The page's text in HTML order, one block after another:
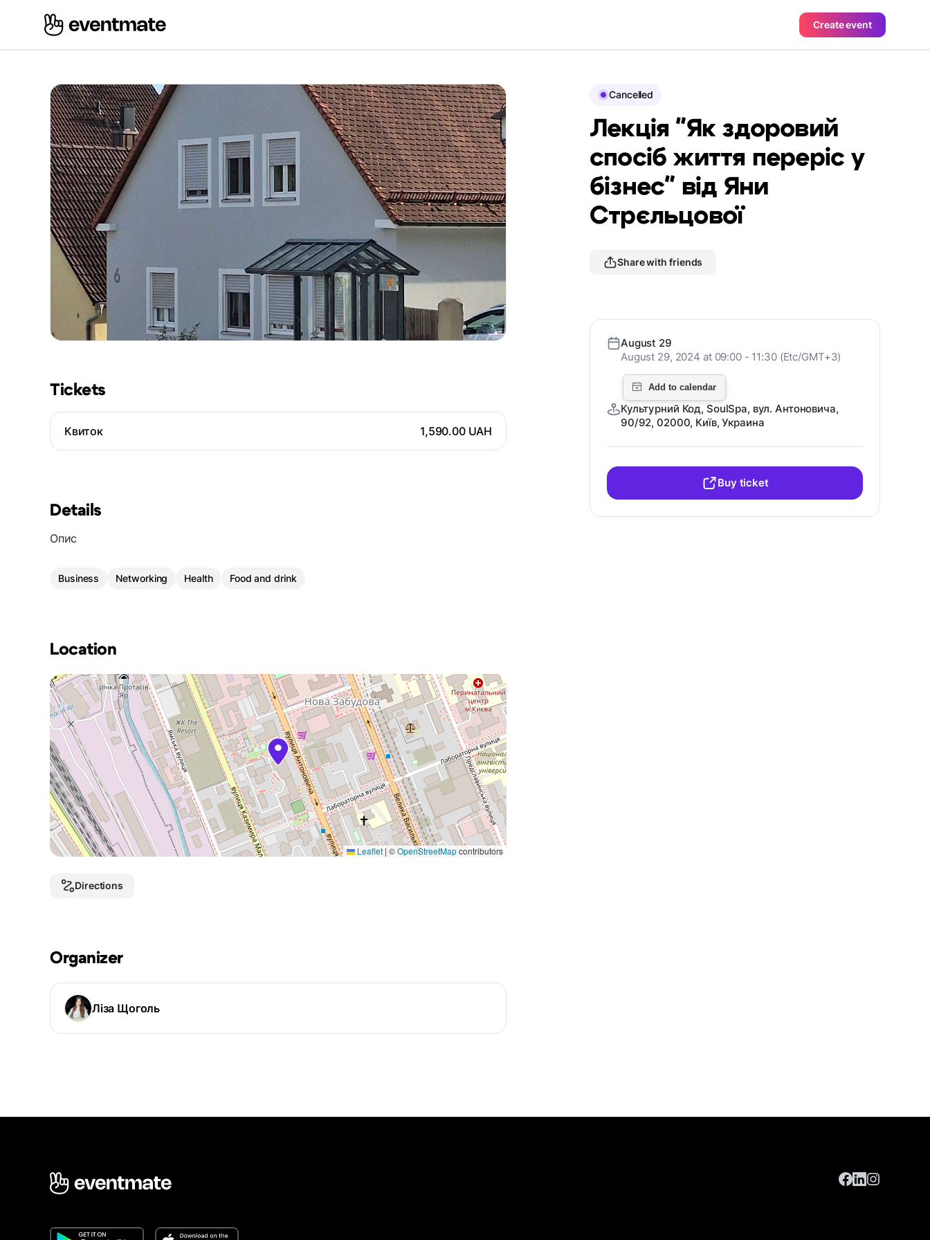
Create event
Tickets
Квиток 1,590.00 UAH
Details
Опис
Business Networking Health Food and drink
Location
Leaflet | ©OpenStreetMapcontributors
Directions
Organizer
Ліза Щоголь
Cancelled
Лекція "Як здоровий
спосіб життя переріс у
бізнес" від Яни
Стрєльцової
Share with friends
August 29
August 29, 2024 at 09:00 - 11:30 (Etc/GMT+3)
Культурний Код, SoulSpa, вул. Антоновича,
90/92, 02000, Київ, Украина
Buy ticket